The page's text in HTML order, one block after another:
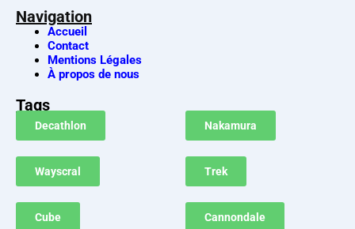
Navigation
Accueil
Contact
Mentions Légales
À propos de nous
Tags
Decathlon Nakamura
Wayscral Trek
Cube Cannondale